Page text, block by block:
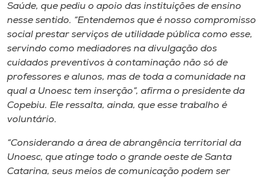
Saúde, que pediu o apoio das instituições de ensino
nesse sentido. “Entendemos que é nosso compromisso
social prestar serviços de utilidade pública como esse,
servindo como mediadores na divulgação dos
cuidados preventivos à contaminação não só de
professores e alunos, mas de toda a comunidade na
qual a Unoesc tem inserção”, afirma o presidente da
Copebiu. Ele ressalta, ainda, que esse trabalho é
voluntário.
“Considerando a área de abrangência territorial da
Unoesc, que atinge todo o grande oeste de Santa
Catarina, seus meios de comunicação podem ser